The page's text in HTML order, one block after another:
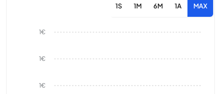
1S 1M 6M 1A MAX
1€
1€
1€